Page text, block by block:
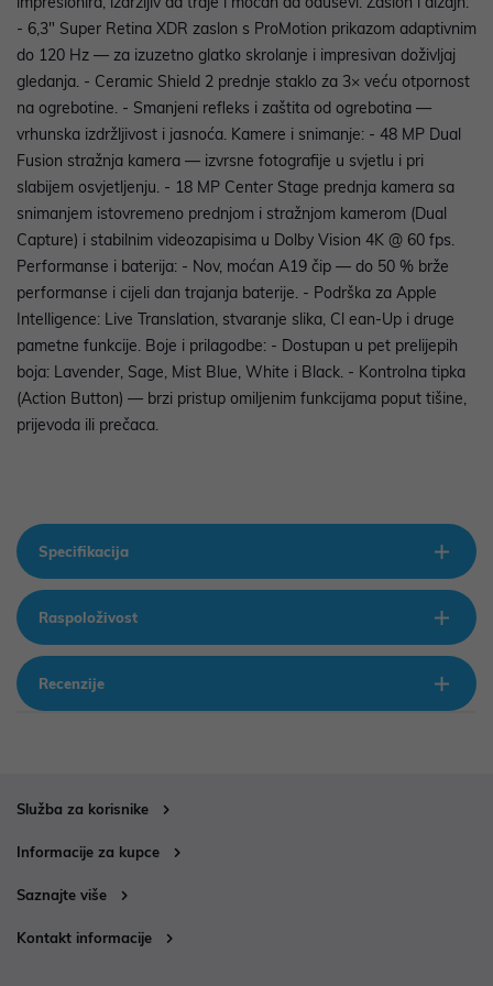
- 6,3" Super Retina XDR zaslon s ProMotion prikazom adaptivnim
do 120 Hz — za izuzetno glatko skrolanje i impresivan doživljaj
gledanja. - Ceramic Shield 2 prednje staklo za 3× veću otpornost
na ogrebotine. - Smanjeni refleks i zaštita od ogrebotina —
vrhunska izdržljivost i jasnoća. Kamere i snimanje: - 48 MP Dual
Fusion stražnja kamera — izvrsne fotografije u svjetlu i pri
slabijem osvjetljenju. - 18 MP Center Stage prednja kamera sa
snimanjem istovremeno prednjom i stražnjom kamerom (Dual
Capture) i stabilnim videozapisima u Dolby Vision 4K @ 60 fps.
Performanse i baterija: - Nov, moćan A19 čip — do 50 % brže
performanse i cijeli dan trajanja baterije. - Podrška za Apple
Intelligence: Live Translation, stvaranje slika, Cl ean-Up i druge
pametne funkcije. Boje i prilagodbe: - Dostupan u pet prelijepih
boja: Lavender, Sage, Mist Blue, White i Black. - Kontrolna tipka
(Action Button) — brzi pristup omiljenim funkcijama poput tišine,
prijevoda ili prečaca.
Specifikacija
Raspoloživost
Recenzije
Služba za korisnike
Informacije za kupce
Saznajte više
Kontakt informacije